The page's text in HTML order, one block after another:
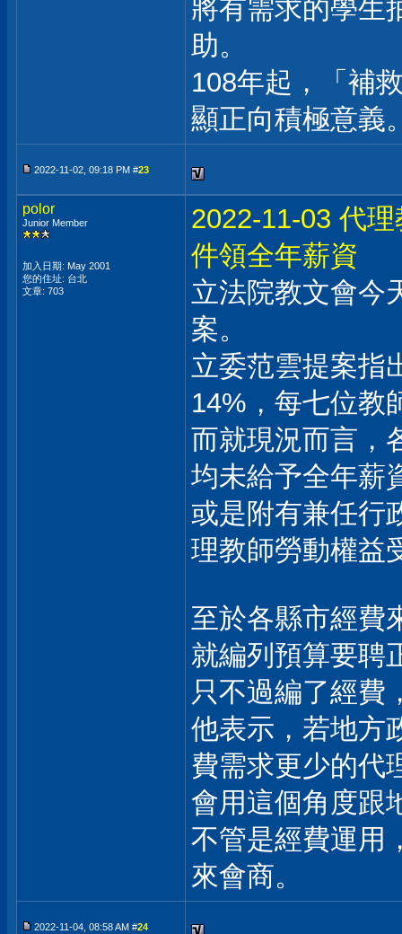
將有需求的學生
助。
108年起，「補
顯正向積極意義
2022-11-02, 09:18 PM #23
polor
Junior Member
加入日期: May 2001
您的住址: 台北
文章: 703
2022-11-03 代
件領全年薪資
立法院教文會今
案。
立委范雲提案指
14%，每七位教
而就現況而言，
均未給予全年薪
或是附有兼任行
理教師勞動權益
至於各縣市經費
就編列預算要聘
只不過編了經費
他表示，若地方
費需求更少的代
會用這個角度跟
不管是經費運用
來會商。
2022-11-04, 08:58 AM #24